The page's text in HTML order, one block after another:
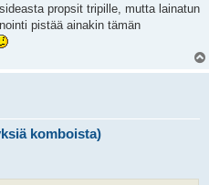
propsit tripille, mutta lainatun
pistää ainakin tämän
komboista)